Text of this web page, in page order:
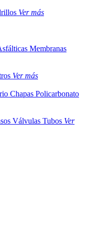
Ver más
Membranas
Ver más
Chapas Policarbonato
Válvulas Tubos Ver